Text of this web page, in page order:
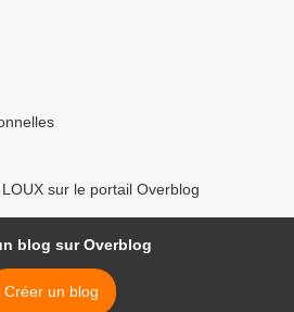
sur le portail Overblog
blog sur Overblog
Créer un blog